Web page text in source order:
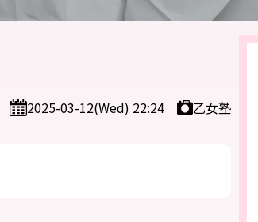
2025-03-12(Wed) 22:24 乙女塾